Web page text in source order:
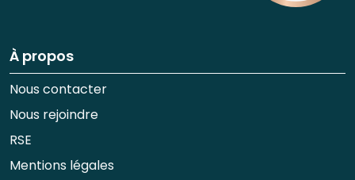
À propos
Nous contacter
Nous rejoindre
RSE
Mentions légales